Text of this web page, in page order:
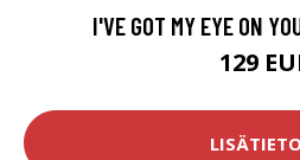
I'VE GOT MY EYE ON
129